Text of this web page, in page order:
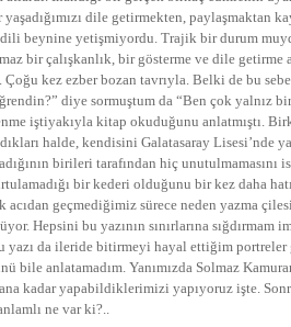
dile getirmekten, paylaşmaktan
dili beynine yetişmiyordu. Trajik bir durum
bir çalışkanlık, bir gösterme ve dile
Çoğu kez ezber bozan tavrıyla. Belki de bu
diye sormuştum da “Ben çok yalnız
iştiyakıyla kitap okuduğunu anlatmıştı.
halde, kendisini Galatasaray Lisesi’nde
birileri tarafından hiç unutulmamasını
bir kederi olduğunu bir kez daha
geçmediğimiz sürece neden yazma
Hepsini bu yazının sınırlarına sığdırmam
yazı da ileride bitirmeyi hayal ettiğim
bile anlatamadım. Yanımızda Solmaz
kadar yapabildiklerimizi yapıyoruz işte.
ne var ki?..
Haftanın Sinevizyonu